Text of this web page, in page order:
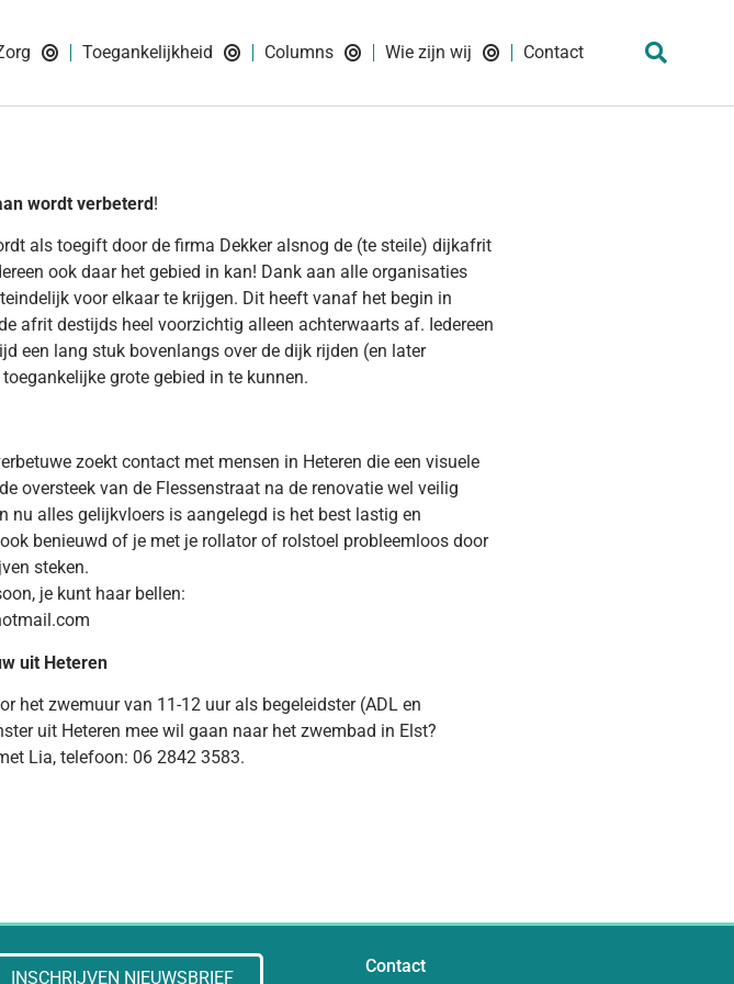
Toegankelijkheid Columns Wie zijn wij Contact
wordt verbeterd!
als toegift door de firma Dekker alsnog de (te steile) dijkafrit
ook daar het gebied in kan! Dank aan alle organisaties
voor elkaar te krijgen. Dit heeft vanaf het begin in
afrit destijds heel voorzichtig alleen achterwaarts af. Iedereen
een lang stuk bovenlangs over de dijk rijden (en later
grote gebied in te kunnen.
zoekt contact met mensen in Heteren die een visuele
oversteek van de Flessenstraat na de renovatie wel veilig
nu alles gelijkvloers is aangelegd is het best lastig en
benieuwd of je met je rollator of rolstoel probleemloos door
steken.
je kunt haar bellen:
uit Heteren
het zwemuur van 11-12 uur als begeleidster (ADL en
uit Heteren mee wil gaan naar het zwembad in Elst?
Lia, telefoon: 06 2842 3583.
INSCHRIJVEN NIEUWSBRIEF
Contact